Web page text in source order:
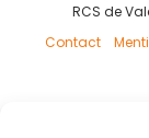
RCS de
Contact